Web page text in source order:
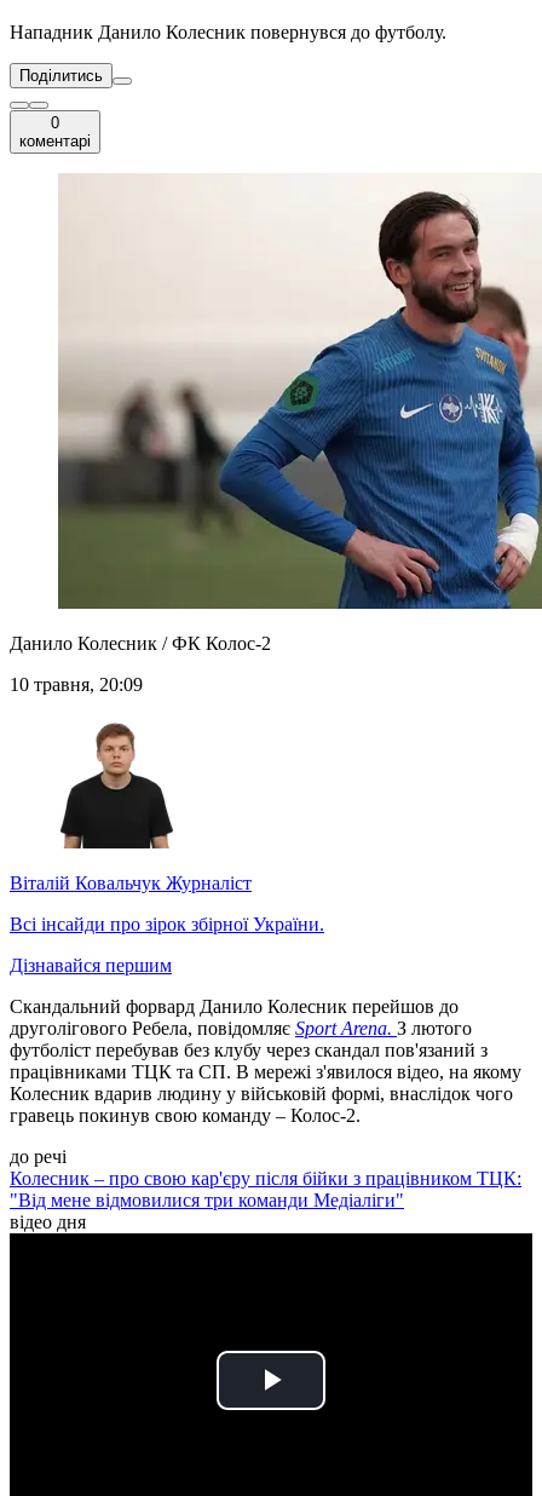
Нападник Данило Колесник повернувся до футболу.
Поділитись
0
коментарі
Данило Колесник / ФК Колос-2
10 травня, 20:09
Віталій Ковальчук Журналіст
Всі інсайди про зірок збірної України.
Дізнавайся першим
Скандальний форвард Данило Колесник перейшов до
друголігового Ребела, повідомляє Sport Arena. З лютого
футболіст перебував без клубу через скандал пов'язаний з
працівниками ТЦК та СП. В мережі з'явилося відео, на якому
Колесник вдарив людину у військовій формі, внаслідок чого
гравець покинув свою команду – Колос-2.
до речі
Колесник – про свою кар'єру після бійки з працівником ТЦК:
"Від мене відмовилися три команди Медіаліги"
відео дня
Play